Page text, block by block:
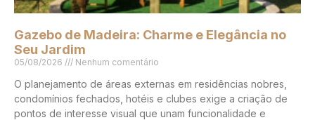
Gazebo de Madeira: Charme e Elegância no
Seu Jardim
05/08/2026 Nenhum comentário
O planejamento de áreas externas em residências nobres,
condomínios fechados, hotéis e clubes exige a criação de
pontos de interesse visual que unam funcionalidade e